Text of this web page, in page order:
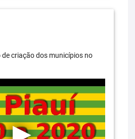
criação dos municípios no